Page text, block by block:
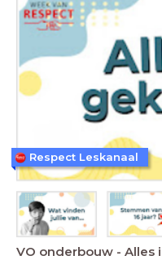
VO onderbouw - Alles
Respect Leskanaal